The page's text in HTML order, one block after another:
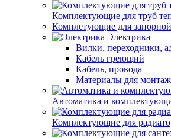
Комплектующие для труб
Комплетующие для
Электрика
Вилки, переходники,
Кабель греющий
Кабель, провода
Материалы для
Автоматика и
Комплектующие для